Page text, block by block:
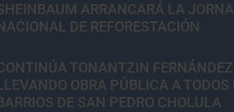
ARRANCARÁ LA
DE REFORESTACIÓN
TONANTZIN FERNÁNDEZ
OBRA PÚBLICA A TODOS
DE SAN PEDRO CHOLULA